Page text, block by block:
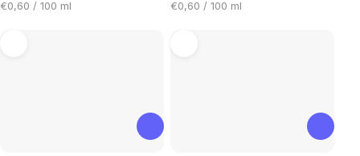
Cijena
€0,60 / 100 ml
Cijena
€0,60 / 100 ml